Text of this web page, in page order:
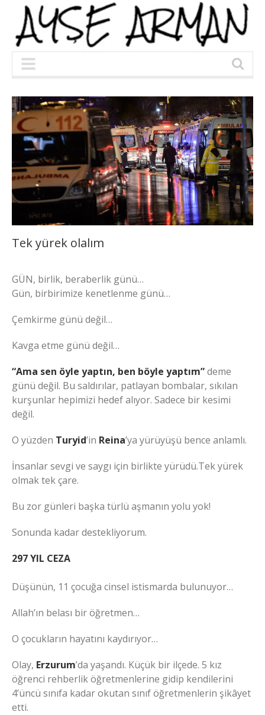
Tek yürek olalım
GÜN, birlik, beraberlik günü…
Gün, birbirimize kenetlenme günü…
Çemkirme günü değil…
Kavga etme günü değil…
“Ama sen öyle yaptın, ben böyle yaptım”deme
günü değil. Bu saldırılar, patlayan bombalar, sıkılan
kurşunlar hepimizi hedef alıyor. Sadece bir kesimi
değil.
O yüzden Turyid’in Reina’ya yürüyüşü bence anlamlı.
İnsanlar sevgi ve saygı için birlikte yürüdü.Tek yürek
olmak tek çare.
Bu zor günleri başka türlü aşmanın yolu yok!
Sonunda kadar destekliyorum.
297 YIL CEZA
Düşünün, 11 çocuğa cinsel istismarda bulunuyor…
Allah’ın belası bir öğretmen…
O çocukların hayatını kaydırıyor…
Olay, Erzurum’da yaşandı. Küçük bir ilçede. 5 kız
öğrenci rehberlik öğretmenlerine gidip kendilerini
4’üncü sınıfa kadar okutan sınıf öğretmenlerin şikâyet
etti.